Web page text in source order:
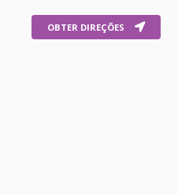
OBTER DIREÇÕES